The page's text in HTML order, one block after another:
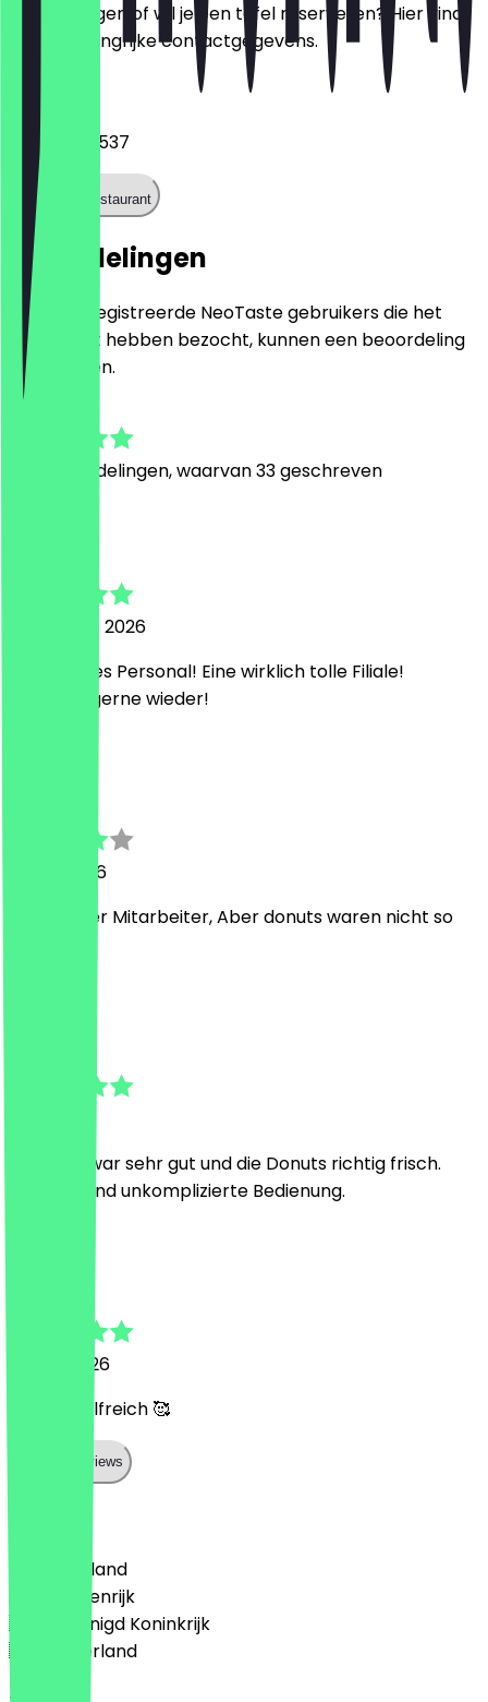
Heb je vragen of wil je een tafel reserveren? Hier vind
je alle belangrijke contactgegevens.
017632663537
Bel het restaurant
Beoordelingen
Alleen geregistreerde NeoTaste gebruikers die het
restaurant hebben bezocht, kunnen een beoordeling
achterlaten.
Beoordelingen, waarvan 33 geschreven
6 augustus 2026
super liebes Personal! Eine wirklich tolle Filiale!
kommen gerne wieder!
26 juni 2026
Sehr netter Mitarbeiter, Aber donuts waren nicht so
Ice Latte war sehr gut und die Donuts richtig frisch.
schnelle und unkomplizierte Bedienung.
23 mei 2026
Net und hilfreich 🥰
Show all reviews
🇩🇪 Duitsland
🇦🇹 Oostenrijk
🇬🇧 Verenigd Koninkrijk
🇳🇱 Nederland